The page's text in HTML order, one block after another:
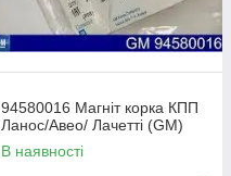
94580016 Магніт корка КПП
Ланос/Авео/ Лачетті (GM)
В наявності